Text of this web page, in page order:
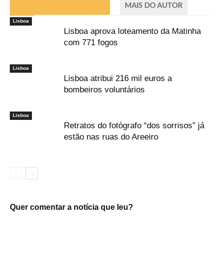
MAIS DO AUTOR
Lisboa
Lisboa aprova loteamento da Matinha
com 771 fogos
Lisboa
Lisboa atribui 216 mil euros a
bombeiros voluntários
Lisboa
Retratos do fotógrafo “dos sorrisos” já
estão nas ruas do Areeiro
Quer comentar a notícia que leu?